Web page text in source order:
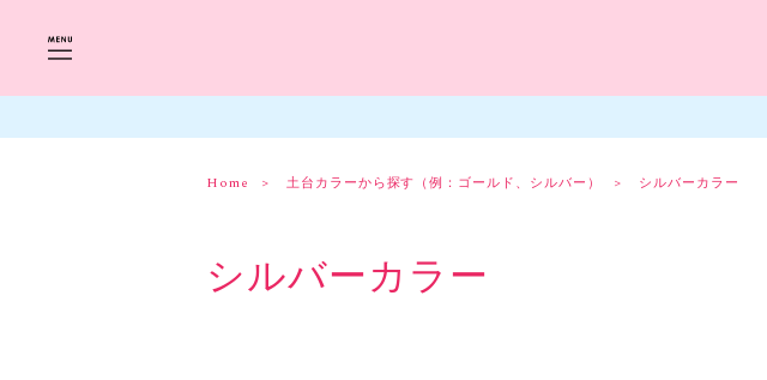
Home 土台カラーから探す（例：ゴールド、シルバー） シルバーカラー
シルバーカラー